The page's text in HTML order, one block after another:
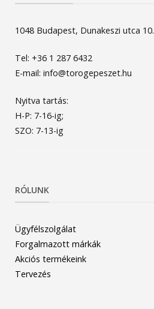
1048 Budapest, Dunakeszi utca 10.
Tel: +36 1 287 6432
E-mail: info@torogepeszet.hu
Nyitva tartás:
H-P: 7-16-ig;
SZO: 7-13-ig
RÓLUNK
Ügyfélszolgálat
Forgalmazott márkák
Akciós termékeink
Tervezés